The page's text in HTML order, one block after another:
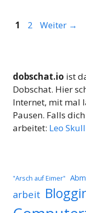
Seite
1 Seite
2 Weiter →
dobschat.io ist
Dobschat. Hier
Internet, mit mal
Pausen. Falls
arbeitet: Leo Skull
"Arsch auf Eimer"
arbeit